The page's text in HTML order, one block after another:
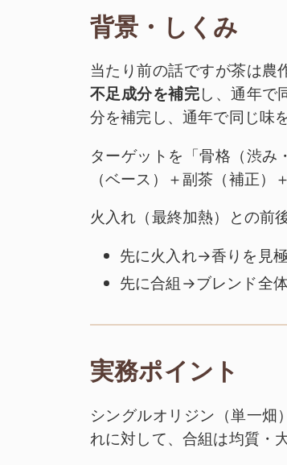
背景・しくみ
当たり前の話ですが茶は農
不足成分を補完し、通年で
分を補完し、通年で同じ味
ターゲットを「骨格（渋み
（ベース）＋副茶（補正）
火入れ（最終加熱）との前
先に火入れ→香りを見
先に合組→ブレンド全
実務ポイント
シングルオリジン（単一畑
れに対して、合組は均質・